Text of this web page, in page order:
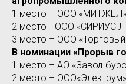
1 место – ООО «МИТЖЕЛ»
2 место –ООО «СИРИУС
3 место – ООО
В номинации «Прорыв
1 место – АО «Завод
2 место – ООО«Электрум»